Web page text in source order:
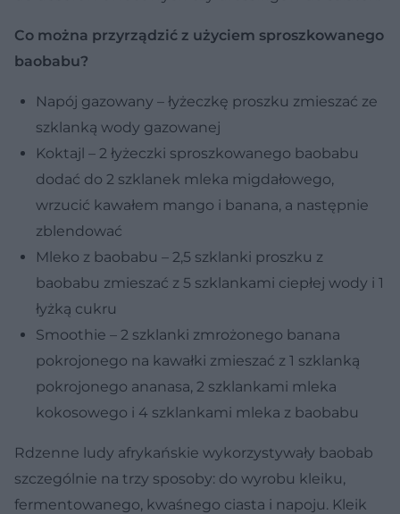
Co można przyrządzić z użyciem sproszkowanego
baobabu?
Napój gazowany – łyżeczkę proszku zmieszać ze
szklanką wody gazowanej
Koktajl – 2 łyżeczki sproszkowanego baobabu
dodać do 2 szklanek mleka migdałowego,
wrzucić kawałem mango i banana, a następnie
zblendować
Mleko z baobabu – 2,5 szklanki proszku z
baobabu zmieszać z 5 szklankami ciepłej wody i 1
łyżką cukru
Smoothie – 2 szklanki zmrożonego banana
pokrojonego na kawałki zmieszać z 1 szklanką
pokrojonego ananasa, 2 szklankami mleka
kokosowego i 4 szklankami mleka z baobabu
Rdzenne ludy afrykańskie wykorzystywały baobab
szczególnie na trzy sposoby: do wyrobu kleiku,
fermentowanego, kwaśnego ciasta i napoju. Kleik